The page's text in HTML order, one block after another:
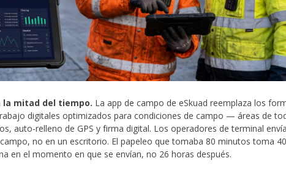
la mitad del tiempo. La app de campo de eSkuad reemplaza los
digitales optimizados para condiciones de campo — áreas de
auto-relleno de GPS y firma digital. Los operadores de terminal
no en un escritorio. El papeleo que tomaba 80 minutos toma
en el momento en que se envían, no 26 horas después.